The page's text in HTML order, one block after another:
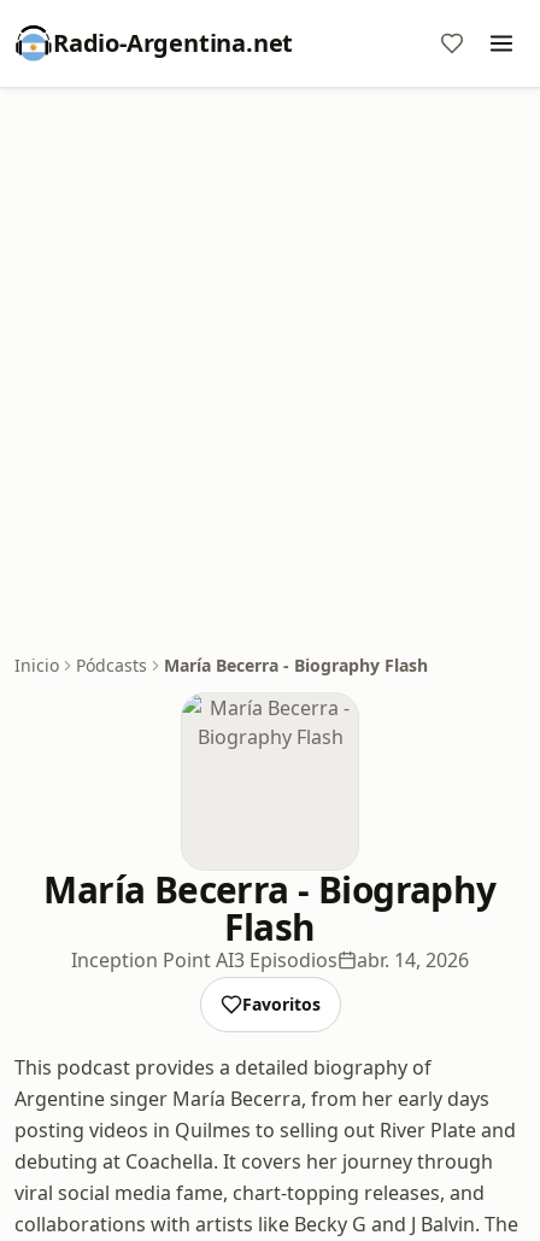
Radio-Argentina.net
Inicio Pódcasts María Becerra - Biography Flash
María Becerra - Biography
Flash
Inception Point AI3 Episodios abr. 14, 2026
Favoritos
This podcast provides a detailed biography of
Argentine singer María Becerra, from her early days
posting videos in Quilmes to selling out River Plate and
debuting at Coachella. It covers her journey through
viral social media fame, chart-topping releases, and
collaborations with artists like Becky G and J Balvin. The